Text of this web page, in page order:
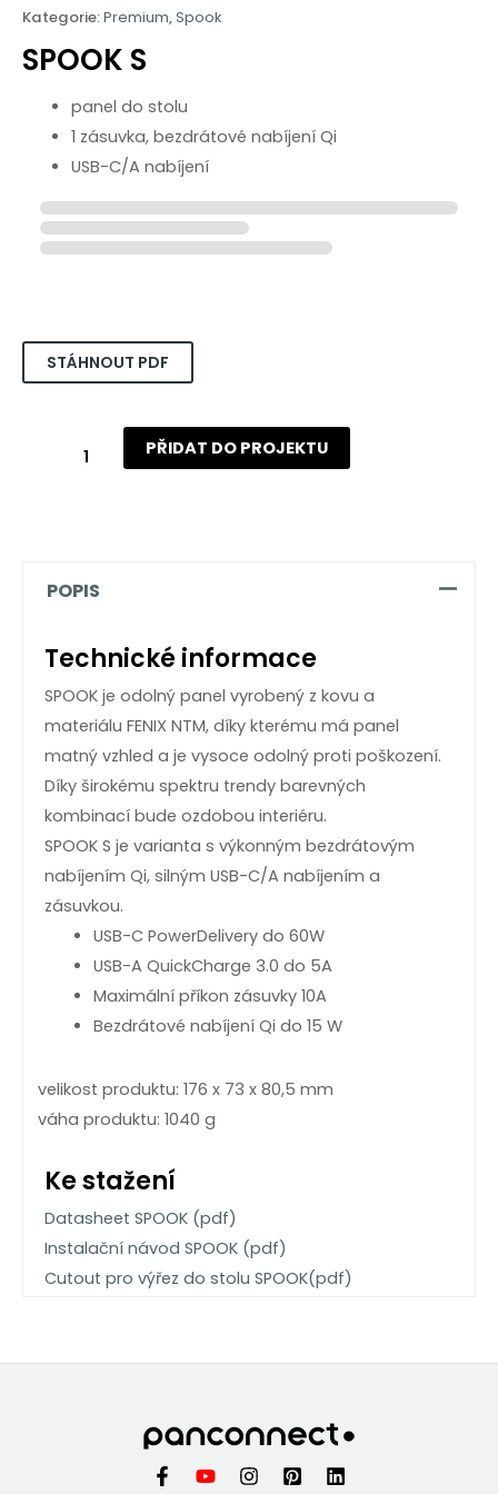
Kategorie:Premium,Spook
SPOOK S
panel do stolu
1 zásuvka, bezdrátové nabíjení Qi
USB-C/A nabíjení
6 670Kč
PŘIDAT DO PROJEKTU
POPIS
Technické informace
SPOOK je odolný panel vyrobený z kovu a
materiálu FENIX NTM, díky kterému má panel
matný vzhled a je vysoce odolný proti poškození.
Díky širokému spektru trendy barevných
kombinací bude ozdobou interiéru.
SPOOK S je varianta s výkonným bezdrátovým
nabíjením Qi, silným USB-C/A nabíjením a
zásuvkou.
USB-C PowerDelivery do 60W
USB-A QuickCharge 3.0 do 5A
Maximální příkon zásuvky 10A
Bezdrátové nabíjení Qi do 15 W
velikost produktu: 176 x 73 x 80,5 mm
váha produktu: 1040 g
Ke stažení
Datasheet SPOOK (pdf)
Instalační návod SPOOK (pdf)
Cutout pro výřez do stolu SPOOK(pdf)